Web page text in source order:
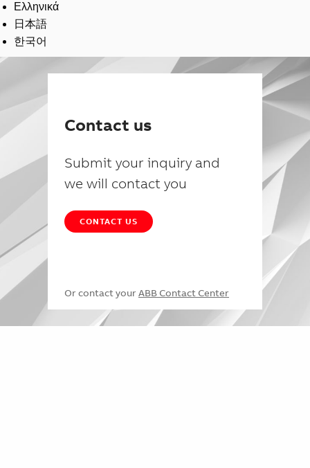
Ελληνικά
日本語
한국어
Contact us
Submit your inquiry and
we will contact you
CONTACT US
Or contact your ABB Contact Center